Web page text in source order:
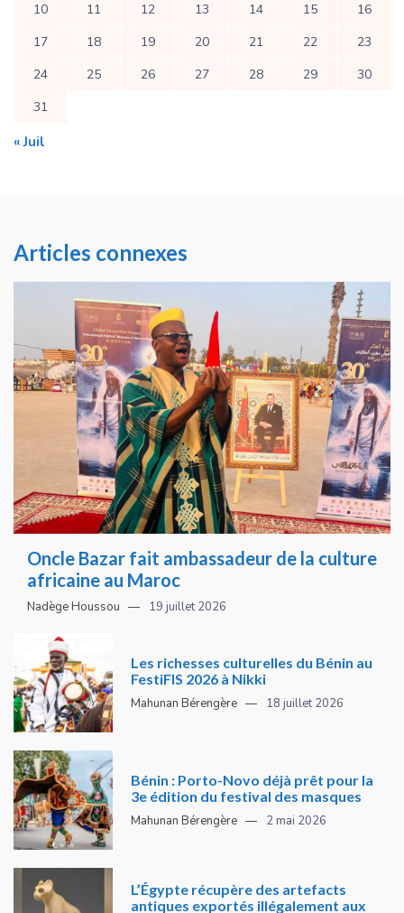
10
11 12 13 14 15
16
17
18 19 20 21 22
23
24
25 26 27 28 29
30
31
« Juil
Articles connexes
Oncle Bazar fait ambassadeur de la culture
africaine au Maroc
Nadège Houssou 19 juillet 2026
Les richesses culturelles du Bénin au
FestiFIS 2026 à Nikki
Mahunan Bérengère 18 juillet 2026
Bénin : Porto-Novo déjà prêt pour la
3e édition du festival des masques
Mahunan Bérengère 2 mai 2026
L’Égypte récupère des artefacts
antiques exportés illégalement aux